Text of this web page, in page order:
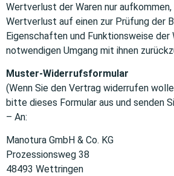
Wertverlust der Waren nur
Wertverlust auf einen zur Prüfung der
Eigenschaften und Funktionsweise der
notwendigen Umgang mit ihnen
Muster-Widerrufsformular
(Wenn Sie den Vertrag widerrufen
bitte dieses Formular aus und senden
– An:
Manotura GmbH & Co. KG
Prozessionsweg 38
48493 Wettringen